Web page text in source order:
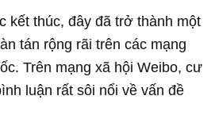
kết thúc, đây đã trở thành một
tán rộng rãi trên các mạng
Trên mạng xã hội Weibo, cư
luận rất sôi nổi về vấn đề